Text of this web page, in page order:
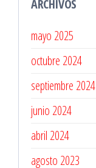
ARCHIVOS
mayo 2025
octubre 2024
septiembre 2024
junio 2024
abril 2024
agosto 2023